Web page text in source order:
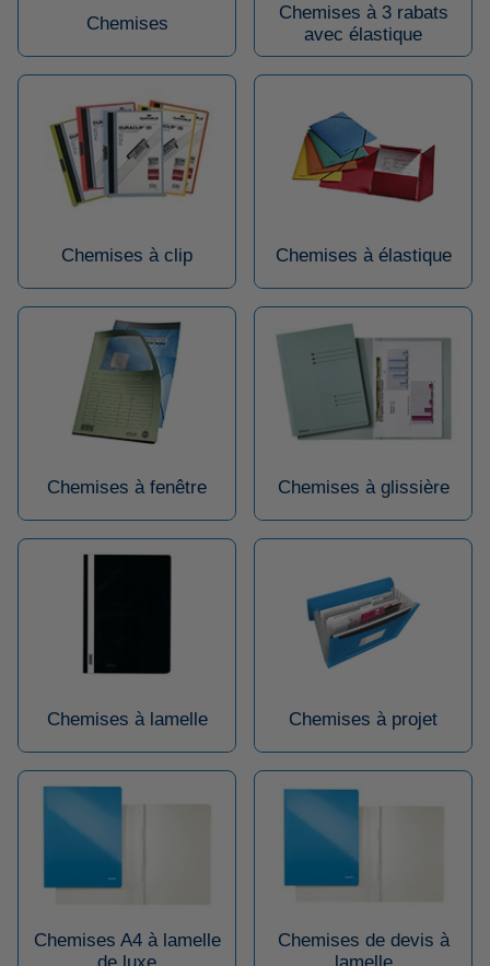
Chemises
Chemises à 3 rabats
avec élastique
Chemises à clip Chemises à élastique
Chemises à fenêtre Chemises à glissière
Chemises à lamelle Chemises à projet
Chemises A4 à lamelle
Chemises de devis à